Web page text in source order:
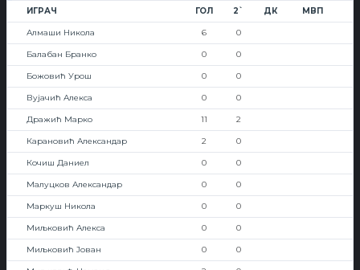
ИГРАЧ ГОЛ 2` ДК МВП
Алмаши Никола 6 0
Балабан Бранко 0 0
Божовић Урош 0 0
Вујачић Алекса 0 0
Дражић Марко 11 2
Карановић Александар 2 0
Кочиш Даниел 0 0
Малуцков Александар 0 0
Маркуш Никола 0 0
Миљковић Алекса 0 0
Миљковић Јован 0 0